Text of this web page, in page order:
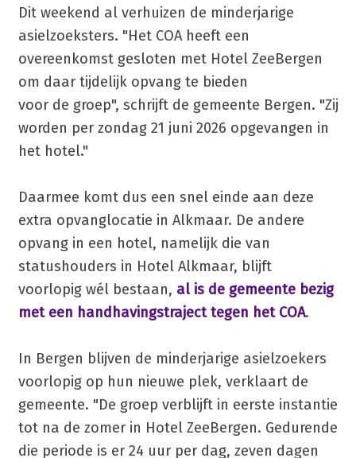
Dit weekend al verhuizen de minderjarige
asielzoeksters. "Het COA heeft een
overeenkomst gesloten met Hotel ZeeBergen
om daar tijdelijk opvang te bieden
voor de groep", schrijft de gemeente Bergen. "Zij
worden per zondag 21 juni 2026 opgevangen in
het hotel."
Daarmee komt dus een snel einde aan deze
extra opvanglocatie in Alkmaar. De andere
opvang in een hotel, namelijk die van
statushouders in Hotel Alkmaar, blijft
voorlopig wél bestaan, al is de gemeente bezig
met een handhavingstraject tegen het COA.
In Bergen blijven de minderjarige asielzoekers
voorlopig op hun nieuwe plek, verklaart de
gemeente. "De groep verblijft in eerste instantie
tot na de zomer in Hotel ZeeBergen. Gedurende
die periode is er 24 uur per dag, zeven dagen